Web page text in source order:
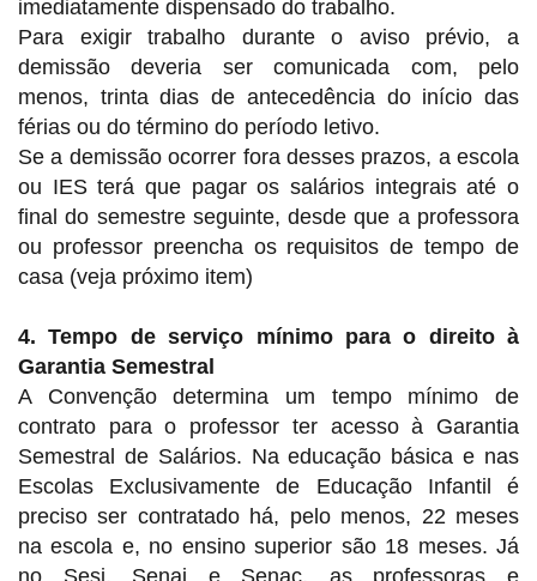
imediatamente dispensado do trabalho.
Para exigir trabalho durante o aviso prévio, a
demissão deveria ser comunicada com, pelo
menos, trinta dias de antecedência do início das
férias ou do término do período letivo.
Se a demissão ocorrer fora desses prazos, a escola
ou IES terá que pagar os salários integrais até o
final do semestre seguinte, desde que a professora
ou professor preencha os requisitos de tempo de
casa (veja próximo item)
4. Tempo de serviço mínimo para o direito à
Garantia Semestral
A Convenção determina um tempo mínimo de
contrato para o professor ter acesso à Garantia
Semestral de Salários. Na educação básica e nas
Escolas Exclusivamente de Educação Infantil é
preciso ser contratado há, pelo menos, 22 meses
na escola e, no ensino superior são 18 meses. Já